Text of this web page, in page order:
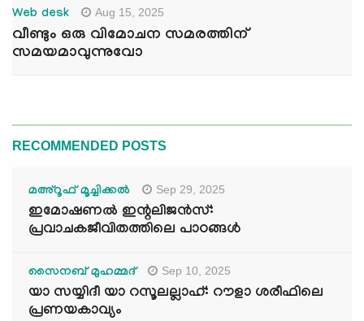
Web desk Aug 15, 2025
വീണ്ടും ഒരു വിമോചന സമരത്തിന്
സമയമാവുന്നുവോ
RECOMMENDED POSTS
മഅ്റൂഫ് മൂച്ചിക്കല്‍ Sep 29, 2025
ഇമോഷണൽ ഇന്റലിജൻസ്:
പ്രവാചകജീവിതത്തിലെ പാഠങ്ങൾ
സൈനബ് മുഹമ്മദ് Sep 10, 2025
യാ സയ്യിദീ യാ റസൂലല്ലാഹ്: റൗളാ ശരീഫിലെ
പ്രണയകാവ്യം